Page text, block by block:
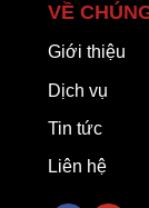
VỀ
Giới thiệu
Dịch vụ
Tin tức
Liên hệ